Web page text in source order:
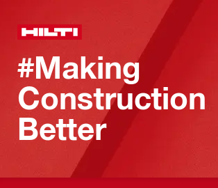
#Making
Construction
Better